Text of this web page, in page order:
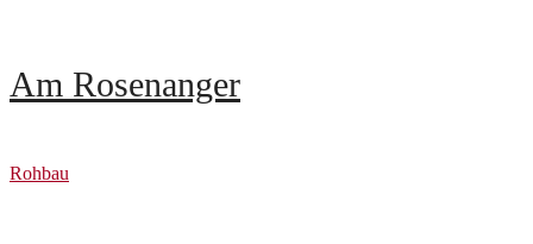
Am Rosenanger
Rohbau